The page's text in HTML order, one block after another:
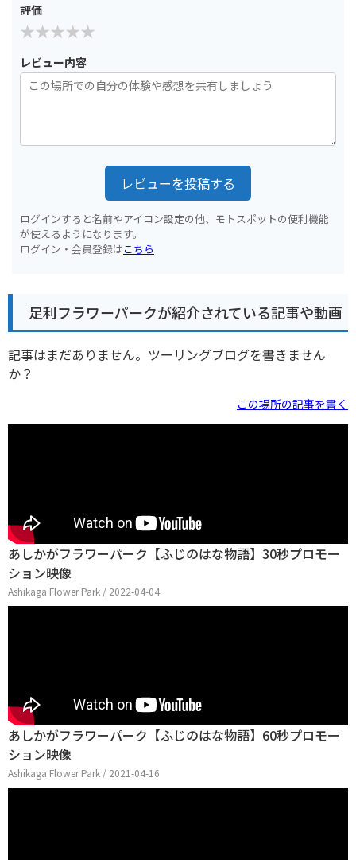
評価
レビュー内容
レビューを投稿する
ログインすると名前やアイコン設定の他、モトスポットの便利機能
が使えるようになります。
ログイン・会員登録はこちら
足利フラワーパークが紹介されている記事や動画
記事はまだありません。ツーリングブログを書きません
か？
この場所の記事を書く
あしかがフラワーパーク【ふじのはな物語】30秒プロモー
ション映像
Ashikaga Flower Park / 2022-04-04
あしかがフラワーパーク【ふじのはな物語】60秒プロモー
ション映像
Ashikaga Flower Park / 2021-04-16